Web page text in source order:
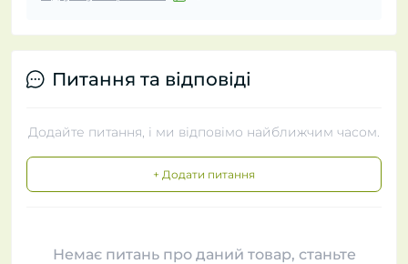
Питання та відповіді
Додайте питання, і ми відповімо найближчим часом.
+ Додати питання
Немає питань про даний товар, станьте